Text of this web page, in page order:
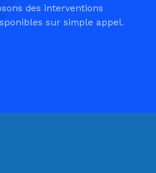
des interventions
sur simple appel.